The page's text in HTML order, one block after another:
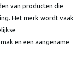
van producten die
Het merk wordt vaak
en een aangename